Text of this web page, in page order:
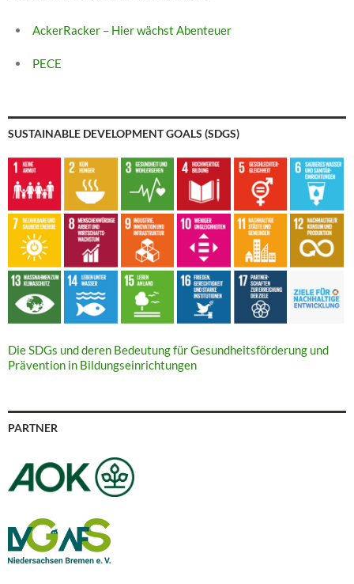
AckerRacker – Hier wächst Abenteuer
PECE
SUSTAINABLE DEVELOPMENT GOALS (SDGS)
Die SDGs und deren Bedeutung für Gesundheitsförderung und
Prävention in Bildungseinrichtungen
PARTNER